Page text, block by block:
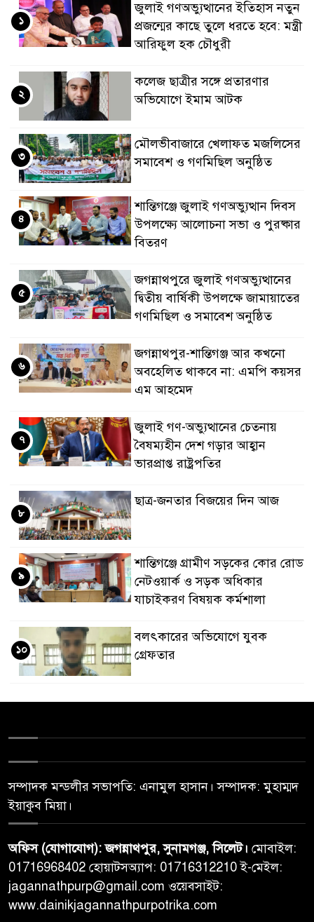
জুলাই গণঅভ্যুত্থানের ইতিহাস নতুন
প্রজন্মের কাছে তুলে ধরতে হবে: মন্ত্রী
আরিফুল হক চৌধুরী
১
কলেজ ছাত্রীর সঙ্গে প্রতারণার
অভিযোগে ইমাম আটক
২
মৌলভীবাজারে খেলাফত মজলিসের
সমাবেশ ও গণমিছিল অনুষ্ঠিত
৩
শান্তিগঞ্জে জুলাই গণঅভ্যুত্থান দিবস
উপলক্ষ্যে আলোচনা সভা ও পুরষ্কার
বিতরণ
৪
জগন্নাথপুরে জুলাই গণঅভ্যুত্থানের
দ্বিতীয় বার্ষিকী উপলক্ষে জামায়াতের
গণমিছিল ও সমাবেশ অনুষ্ঠিত
৫
জগন্নাথপুর-শান্তিগঞ্জ আর কখনো
অবহেলিত থাকবে না: এমপি কয়সর
এম আহমেদ
৬
জুলাই গণ-অভ্যুত্থানের চেতনায়
বৈষম্যহীন দেশ গড়ার আহ্বান
ভারপ্রাপ্ত রাষ্ট্রপতির
৭
ছাত্র-জনতার বিজয়ের দিন আজ
৮
শান্তিগঞ্জে গ্রামীণ সড়কের কোর রোড
নেটওয়ার্ক ও সড়ক অধিকার
যাচাইকরণ বিষয়ক কর্মশালা
৯
বলৎকারের অভিযোগে যুবক
গ্রেফতার
১০
সম্পাদক মন্ডলীর সভাপতি: এনামুল হাসান। সম্পাদক: মুহাম্মদ
ইয়াকুব মিয়া।
অফিস (যোগাযোগ): জগন্নাথপুর, সুনামগঞ্জ, সিলেট। মোবাইল:
01716968402 হোয়াটসঅ্যাপ: 01716312210 ই-মেইল:
jagannathpurp@gmail.com ওয়েবসাইট:
www.dainikjagannathpurpotrika.com